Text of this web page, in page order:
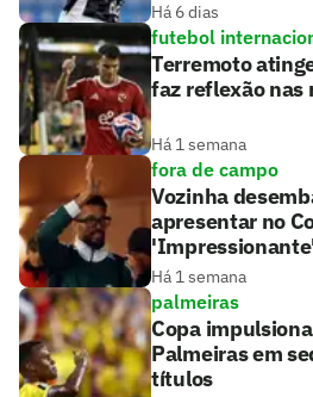
Há 6 dias
futebol
Terremoto
faz reflexão nas
Há 1 semana
fora de campo
Vozinha
apresentar no
Há 1 semana
palmeiras
Copa
Palmeiras em
títulos